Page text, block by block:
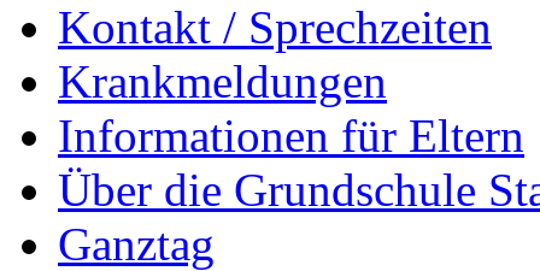
Kontakt / Sprechzeiten
Krankmeldungen
Informationen für Eltern
Über die Grundschule
Ganztag